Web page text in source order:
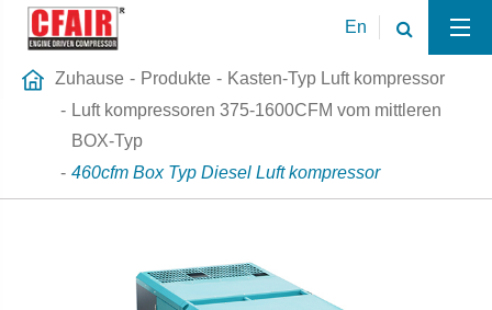
En
Zuhause Produkte
Kasten-Typ Luft kompressor
Luft kompressoren 375-1600CFM vom mittleren
BOX-Typ
460cfm Box Typ Diesel Luft kompressor